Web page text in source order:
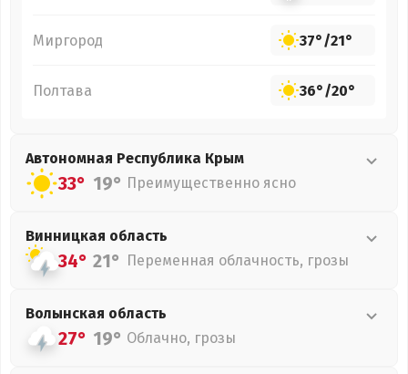
Миргород 37°/21°
Полтава 36°/20°
Автономная Республика Крым
33° 19° Преимущественно ясно
Винницкая область
34° 21° Переменная облачность, грозы
Волынская область
27° 19° Облачно, грозы